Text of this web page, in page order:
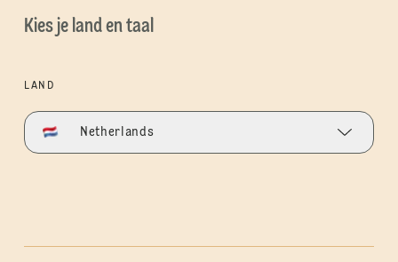
Kies je land en taal
LAND
Netherlands